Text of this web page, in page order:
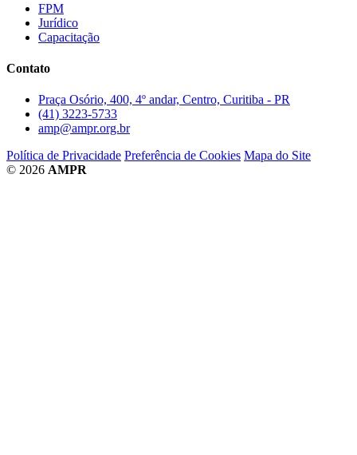
FPM
Jurídico
Capacitação
Contato
Praça Osório, 400, 4º andar, Centro, Curitiba - PR
(41) 3223-5733
amp@ampr.org.br
Política de Privacidade Preferência de Cookies Mapa do Site
© 2026 AMPR